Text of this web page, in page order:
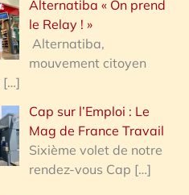
Alternatiba « On prend
le Relay ! »
Alternatiba,
mouvement citoyen
[…]
Cap sur l’Emploi : Le
Mag de France Travail
Sixième volet de notre
rendez-vous Cap […]